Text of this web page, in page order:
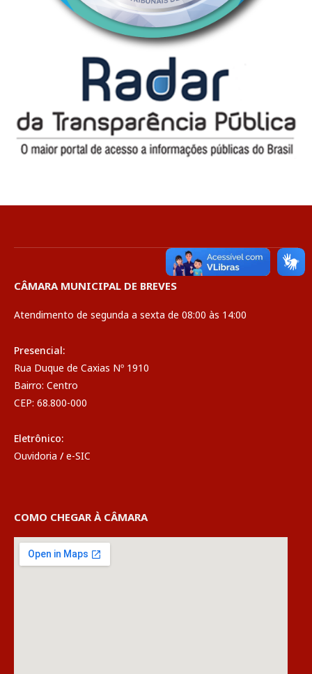
CÂMARA MUNICIPAL DE BREVES
Atendimento de segunda a sexta de 08:00 às 14:00
Presencial:
Rua Duque de Caxias Nº 1910
Bairro: Centro
CEP: 68.800-000
Eletrônico:
Ouvidoria / e-SIC
COMO CHEGAR À CÂMARA